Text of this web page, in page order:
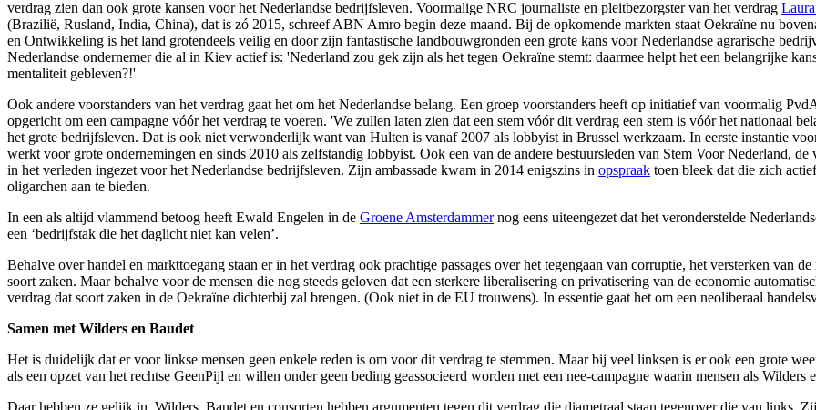
verdrag zien dan ook grote kansen voor het Nederlandse bedrijfsleven. Voormalige NRC journaliste en pleitbezorgster van het verdrag
(Brazilië, Rusland, India, China), dat is zó 2015, schreef ABN Amro begin deze maand. Bij de opkomende markten staat Oekraïne nu
en Ontwikkeling is het land grotendeels veilig en door zijn fantastische landbouwgronden een grote kans voor Nederlandse agrarische
Nederlandse ondernemer die al in Kiev actief is: 'Nederland zou gek zijn als het tegen Oekraïne stemt: daarmee helpt het een belangrijke
mentaliteit gebleven?!'
Ook andere voorstanders van het verdrag gaat het om het Nederlandse belang. Een groep voorstanders heeft op initiatief van voormalig
opgericht om een campagne vóór het verdrag te voeren. 'We zullen laten zien dat een stem vóór dit verdrag een stem is vóór het nationaal
het grote bedrijfsleven. Dat is ook niet verwonderlijk want van Hulten is vanaf 2007 als lobbyist in Brussel werkzaam. In eerste instantie
werkt voor grote ondernemingen en sinds 2010 als zelfstandig lobbyist. Ook een van de andere bestuursleden van Stem Voor Nederland,
in het verleden ingezet voor het Nederlandse bedrijfsleven. Zijn ambassade kwam in 2014 enigszins in opspraak toen bleek dat die zich
oligarchen aan te bieden.
In een als altijd vlammend betoog heeft Ewald Engelen in de Groene Amsterdammernog eens uiteengezet dat het veronderstelde
een ‘bedrijfstak die het daglicht niet kan velen’.
Behalve over handel en markttoegang staan er in het verdrag ook prachtige passages over het tegengaan van corruptie, het versterken van
soort zaken. Maar behalve voor de mensen die nog steeds geloven dat een sterkere liberalisering en privatisering van de economie
verdrag dat soort zaken in de Oekraïne dichterbij zal brengen. (Ook niet in de EU trouwens). In essentie gaat het om een neoliberaal
Samen met Wilders en Baudet
Het is duidelijk dat er voor linkse mensen geen enkele reden is om voor dit verdrag te stemmen. Maar bij veel linksen is er ook een grote
als een opzet van het rechtse GeenPijl en willen onder geen beding geassocieerd worden met een nee-campagne waarin mensen als Wilders
Daar hebben ze gelijk in. Wilders, Baudet en consorten hebben argumenten tegen dit verdrag die diametraal staan tegenover die van links.